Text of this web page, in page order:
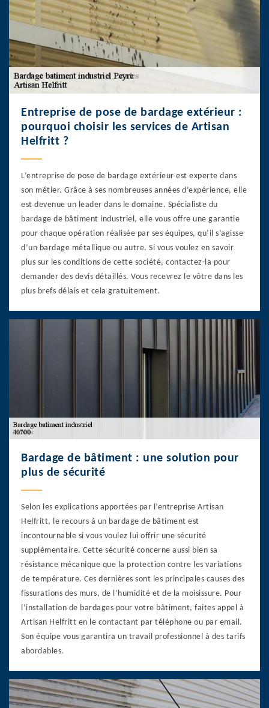
Entreprise de pose de bardage extérieur :
pourquoi choisir les services de Artisan
Helfritt ?
L’entreprise de pose de bardage extérieur est experte dans
son métier. Grâce à ses nombreuses années d’expérience, elle
est devenue un leader dans le domaine. Spécialiste du
bardage de bâtiment industriel, elle vous offre une garantie
pour chaque opération réalisée par ses équipes, qu’il s’agisse
d’un bardage métallique ou autre. Si vous voulez en savoir
plus sur les conditions de cette société, contactez-la pour
demander des devis détaillés. Vous recevrez le vôtre dans les
plus brefs délais et cela gratuitement.
Bardage de bâtiment : une solution pour
plus de sécurité
Selon les explications apportées par l’entreprise Artisan
Helfritt, le recours à un bardage de bâtiment est
incontournable si vous voulez lui offrir une sécurité
supplémentaire. Cette sécurité concerne aussi bien sa
résistance mécanique que la protection contre les variations
de température. Ces dernières sont les principales causes des
fissurations des murs, de l’humidité et de la moisissure. Pour
l’installation de bardages pour votre bâtiment, faites appel à
Artisan Helfritt en le contactant par téléphone ou par email.
Son équipe vous garantira un travail professionnel à des tarifs
abordables.